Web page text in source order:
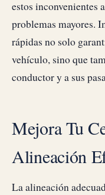
estos inconvenientes
problemas mayores.
rápidas no solo
vehículo, sino que
conductor y a sus
Mejora Tu
Alineación
La alineación